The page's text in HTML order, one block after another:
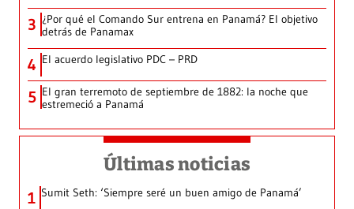
3 ¿Por qué el Comando Sur entrena en Panamá? El objetivo
detrás de Panamax
4 El acuerdo legislativo PDC – PRD
5 El gran terremoto de septiembre de 1882: la noche que
estremeció a Panamá
Últimas noticias
1 Sumit Seth: ‘Siempre seré un buen amigo de Panamá’